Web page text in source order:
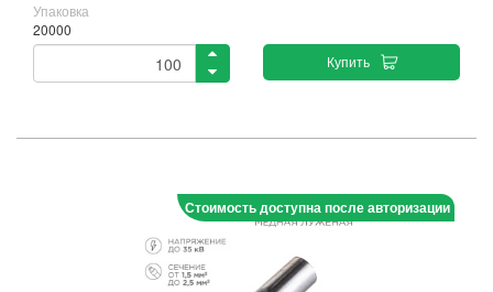
Упаковка
20000
Купить
Стоимость доступна после авторизации